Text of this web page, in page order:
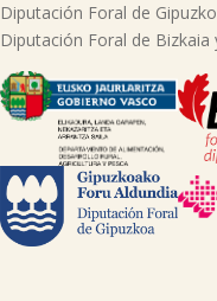
Diputación Foral de
Diputación Foral de Bizkaia